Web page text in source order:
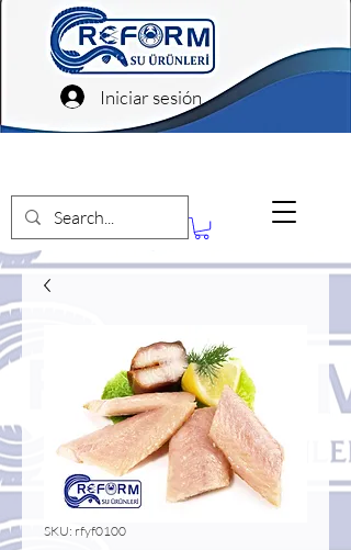
Iniciar sesión
SKU: rfyf0100